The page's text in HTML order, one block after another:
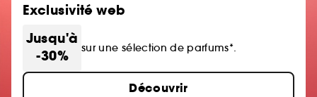
Exclusivité web
Jusqu'à
-30%
sur une sélection de parfums*.
Découvrir